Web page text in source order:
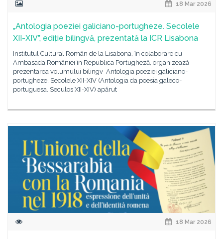
18 Mar 2026
„Antologia poeziei galiciano-portugheze. Secolele
XII-XIV”, ediție bilingvă, prezentată la ICR Lisabona
Institutul Cultural Român de la Lisabona, în colaborare cu
Ambasada României în Republica Portugheză, organizează
prezentarea volumului bilingv Antologia poeziei galiciano-
portugheze. Secolele XII-XIV (Antologia da poesia galeco-
portuguesa. Seculos XII-XIV) apărut
18 Mar 2026